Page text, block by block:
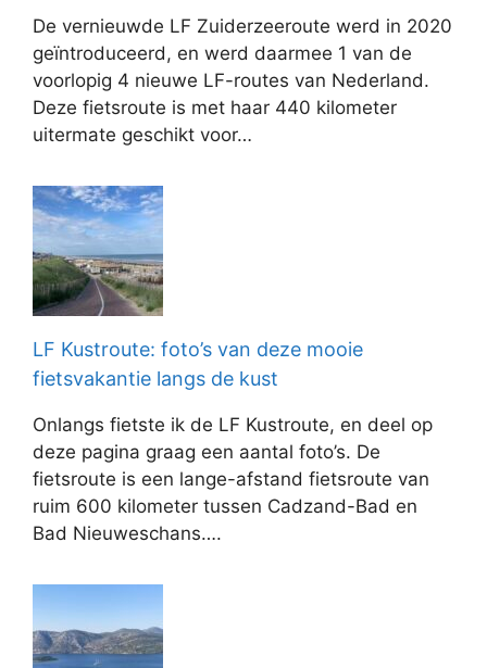
De vernieuwde LF Zuiderzeeroute werd in 2020
geïntroduceerd, en werd daarmee 1 van de
voorlopig 4 nieuwe LF-routes van Nederland.
Deze fietsroute is met haar 440 kilometer
uitermate geschikt voor…
LF Kustroute: foto’s van deze mooie
fietsvakantie langs de kust
Onlangs fietste ik de LF Kustroute, en deel op
deze pagina graag een aantal foto’s. De
fietsroute is een lange-afstand fietsroute van
ruim 600 kilometer tussen Cadzand-Bad en
Bad Nieuweschans….